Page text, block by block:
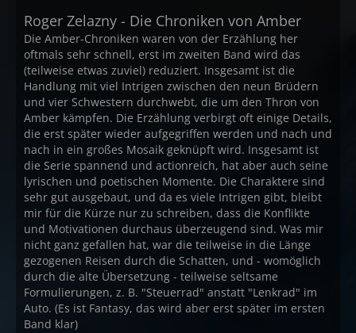
Roger Zelazny - Die Chroniken von Amber
Die Amber-Chroniken waren von der Erzählung her
oftmals sehr schnell, erst im zweiten Band wird das
(teilweise etwas zuviel) reduziert. Insgesamt ist die
Handlung mit viel Intrigen zwischen den neun Brüdern
und vier Schwestern durchwebt, die um den Thron von
Amber kämpfen. Die Erzählung verbirgt oft einige Details,
die erst später wieder aufgegriffen werden und nach und
nach in ein großes Mosaik geknüpft wird. Insgesamt ist
die Serie spannend und actionreich, hat aber auch seine
lyrischen und poetischen Momente. Die Charaktere sind
sehr gut ausgebaut, und da es viele Intrigen gibt, bleibt
mir für die Kürze nur zu schreiben, dass die Konflikte
und Motivationen durchaus überzeugend sind. Was mir
nicht ganz gefallen hat, war die teilweise in die Länge
gezogenen Reisen durch die Schatten, und - womöglich
durch die alte Übersetzung - teilweise seltsame
Formulierungen, z. B. "Steuerrad" anstatt "Lenkrad" im
Auto. (Es ist Fantasy, das wird aber erst später im ersten
Band klar)